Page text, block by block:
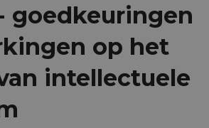
goedkeuringen
op het
intellectuele